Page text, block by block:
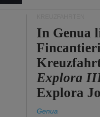
In Genua
Explora
Explora
Genua